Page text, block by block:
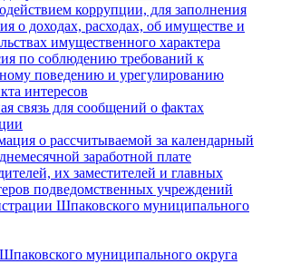
коррупции, для заполнения
о доходах, расходах, об имуществе и
имущественного характера
по соблюдению требований к
поведению и урегулированию
интересов
связь для сообщений о фактах
о рассчитываемой за календарный
заработной плате
их заместителей и главных
подведомственных учреждений
Шпаковского муниципального
муниципального округа